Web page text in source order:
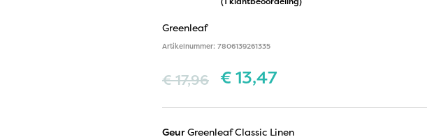
Greenleaf
Artikelnummer: 7806139261335
€17,96 €13,47
GeurGreenleaf Classic Linen